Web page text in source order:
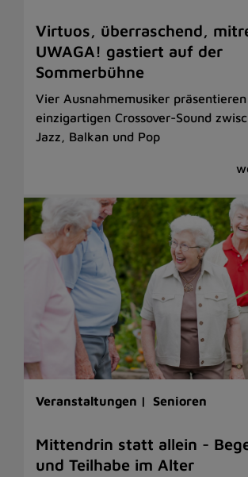
Virtuos, überraschend,
UWAGA! gastiert auf der
Sommerbühne
Vier Ausnahmemusiker
einzigartigen Crossover-Sound
Jazz, Balkan und Pop
Veranstaltungen | Senioren
Mittendrin statt allein -
und Teilhabe im Alter